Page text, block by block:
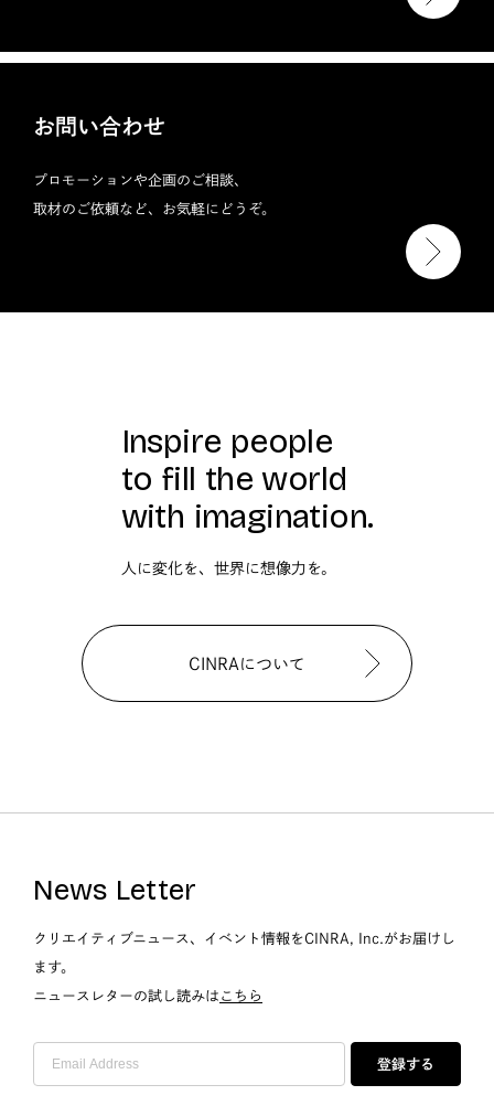
お問い合わせ
プロモーションや企画のご相談、
取材のご依頼など、お気軽にどうぞ。
Inspire people
to fill the world
with imagination.
人に変化を、世界に想像力を。
CINRAについて
News Letter
クリエイティブニュース、イベント情報をCINRA, Inc.がお届けし
ます。
ニュースレターの試し読みは こちら
登録する